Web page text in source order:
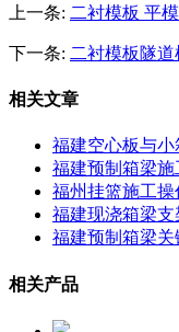
上一条: 二衬模板 平
下一条: 二衬模板隧
相关文章
福建空心板与
福建预制箱梁
福州挂篮施工操
福建现浇箱梁支
福建预制箱梁关
相关产品